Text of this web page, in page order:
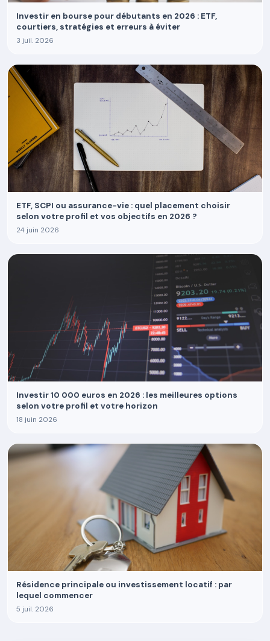
Investir en bourse pour débutants en 2026 : ETF,
courtiers, stratégies et erreurs à éviter
3 juil. 2026
ETF, SCPI ou assurance-vie : quel placement choisir
selon votre profil et vos objectifs en 2026 ?
24 juin 2026
Investir 10 000 euros en 2026 : les meilleures options
selon votre profil et votre horizon
18 juin 2026
Résidence principale ou investissement locatif : par
lequel commencer
5 juil. 2026